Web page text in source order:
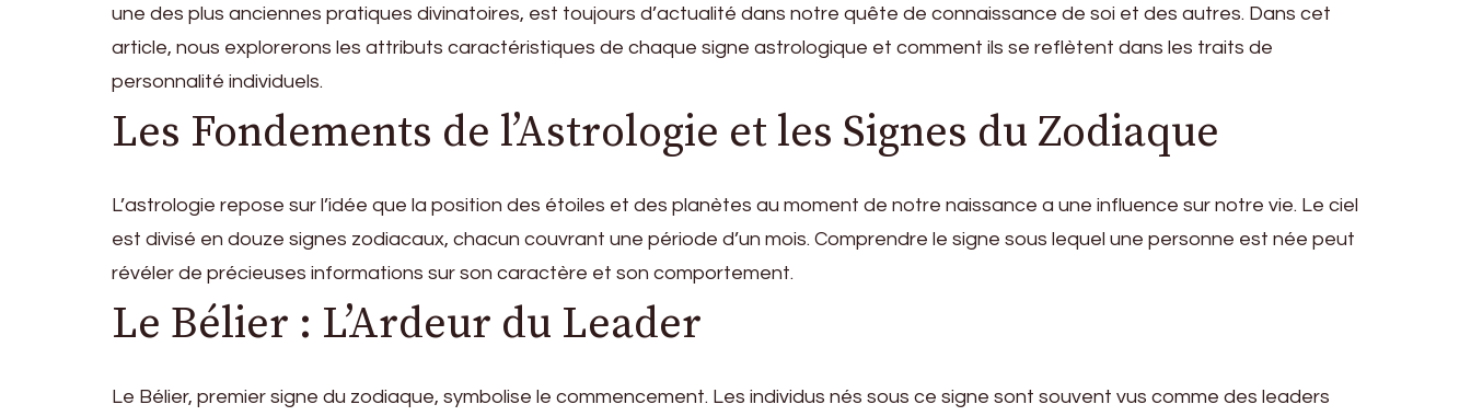
une des plus anciennes pratiques divinatoires, est toujours d’actualité dans notre quête de connaissance de soi et des autres. Dans cet
article, nous explorerons les attributs caractéristiques de chaque signe astrologique et comment ils se reflètent dans les traits de
personnalité individuels.
Les Fondements de l’Astrologie et les Signes du Zodiaque
L’astrologie repose sur l’idée que la position des étoiles et des planètes au moment de notre naissance a une influence sur notre vie. Le ciel
est divisé en douze signes zodiacaux, chacun couvrant une période d’un mois. Comprendre le signe sous lequel une personne est née peut
révéler de précieuses informations sur son caractère et son comportement.
Le Bélier : L’Ardeur du Leader
Le Bélier, premier signe du zodiaque, symbolise le commencement. Les individus nés sous ce signe sont souvent vus comme des leaders